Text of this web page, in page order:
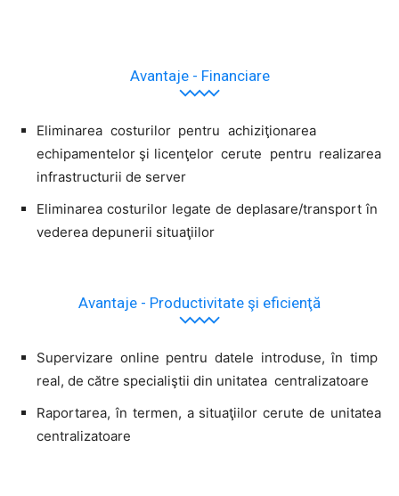
Avantaje - Financiare
Eliminarea costurilor pentru achiziţionarea
echipamentelor şi licenţelor cerute pentru realizarea
infrastructurii de server
Eliminarea costurilor legate de deplasare/transport în
vederea depunerii situaţiilor
Avantaje - Productivitate şi eficienţă
Supervizare online pentru datele introduse, în timp
real, de către specialiştii din unitatea centralizatoare
Raportarea, în termen, a situaţiilor cerute de unitatea
centralizatoare